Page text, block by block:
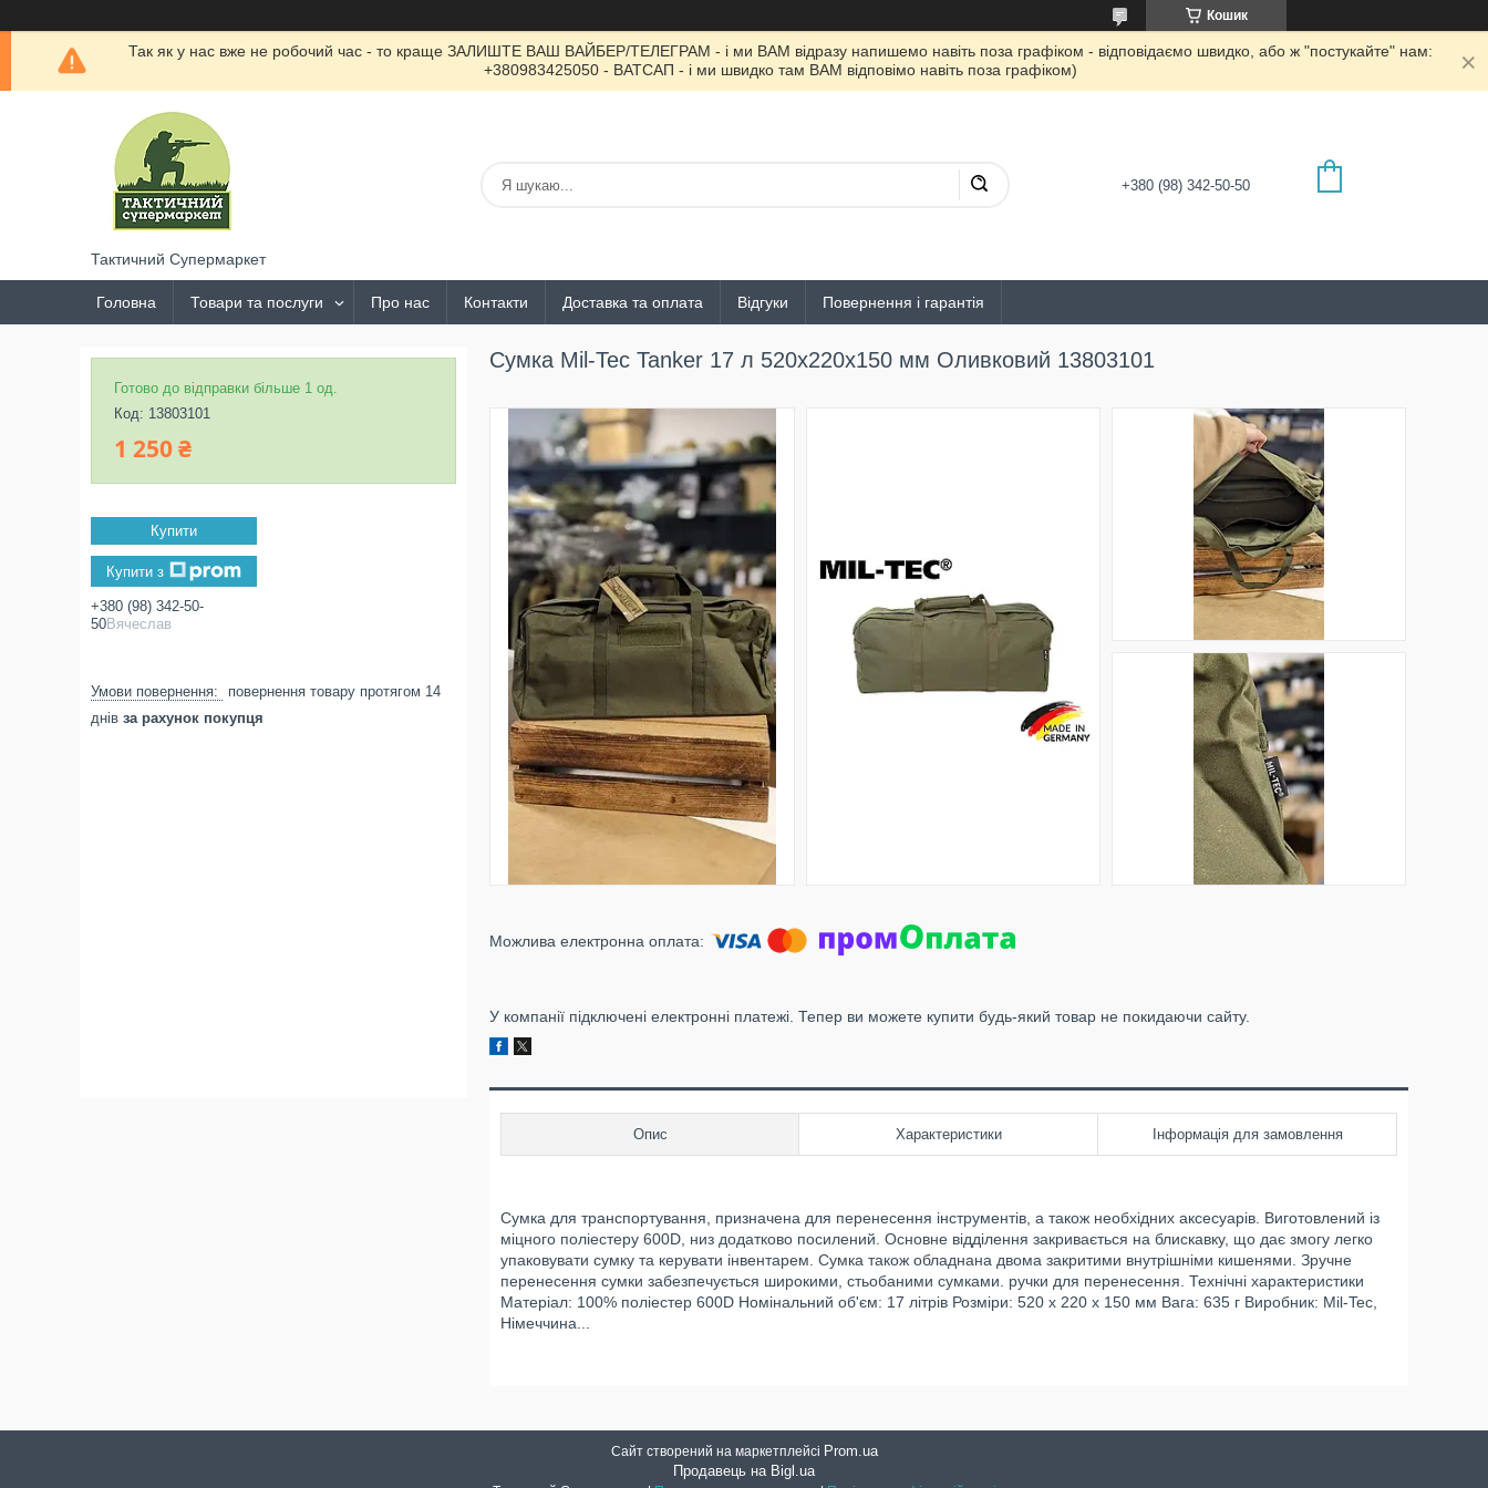
Кошик
Так як у нас вже не робочий час - то краще ЗАЛИШТЕ ВАШ ВАЙБЕР/ТЕЛЕГРАМ - і ми ВАМ відразу напишемо навіть поза графіком - відповідаємо швидко, або ж "постукайте" нам:
+380983425050 - ВАТСАП - і ми швидко там ВАМ відповімо навіть поза графіком)
Тактичний Супермаркет
+380 (98) 342-50-50
Головна Товари та послуги Про нас Контакти Доставка та оплата Відгуки Повернення і гарантія
Сумка Mil-Tec Tanker 17 л 520х220х150 мм Оливковий 13803101
У компанії підключені електронні платежі. Тепер ви можете купити будь-який товар не покидаючи сайту.
Опис Характеристики Інформація для замовлення
Сумка для транспортування, призначена для перенесення інструментів, а також необхідних аксесуарів. Виготовлений із
міцного поліестеру 600D, низ додатково посилений. Основне відділення закривається на блискавку, що дає змогу легко
упаковувати сумку та керувати інвентарем. Сумка також обладнана двома закритими внутрішніми кишенями. Зручне
перенесення сумки забезпечується широкими, стьобаними сумками. ручки для перенесення. Технічні характеристики
Матеріал: 100% поліестер 600D Номінальний об'єм: 17 літрів Розміри: 520 х 220 х 150 мм Вага: 635 г Виробник: Mil-Tec,
Німеччина...
Готово до відправки більше 1 од.
Код: 13803101
1 250 ₴
Купити
Купити з
+380 (98) 342-50-
50Вячеслав
повернення товару протягом 14
днів за рахунок покупця
Сайт створений на маркетплейсі Prom.ua
Продавець на Bigl.ua